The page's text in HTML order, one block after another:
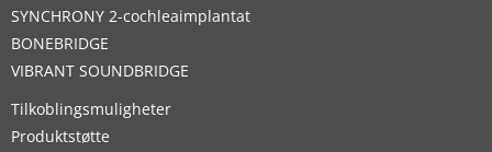
SYNCHRONY 2-cochleaimplantat
BONEBRIDGE
VIBRANT SOUNDBRIDGE
Tilkoblingsmuligheter
Produktstøtte